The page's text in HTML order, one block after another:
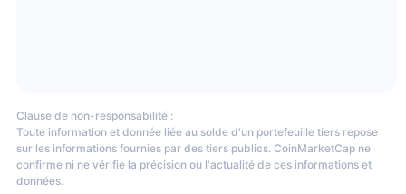
Mariannes du Nord ou de toute autre juridiction où les
Clause de non-responsabilité :
Toute information et donnée liée au solde d'un portefeuille tiers repose
sur les informations fournies par des tiers publics. CoinMarketCap ne
confirme ni ne vérifie la précision ou l'actualité de ces informations et
données.